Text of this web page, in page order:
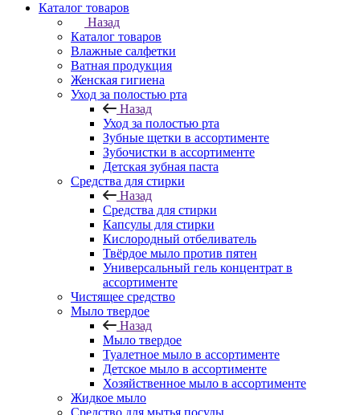
Каталог товаров
Назад
Каталог товаров
Влажные салфетки
Ватная продукция
Женская гигиена
Уход за полостью рта
Назад
Уход за полостью рта
Зубные щетки в ассортименте
Зубочистки в ассортименте
Детская зубная паста
Средства для стирки
Назад
Средства для стирки
Капсулы для стирки
Кислородный отбеливатель
Твёрдое мыло против пятен
Универсальный гель концентрат в
ассортименте
Чистящее средство
Мыло твердое
Назад
Мыло твердое
Туалетное мыло в ассортименте
Детское мыло в ассортименте
Хозяйственное мыло в ассортименте
Жидкое мыло
Средство для мытья посуды